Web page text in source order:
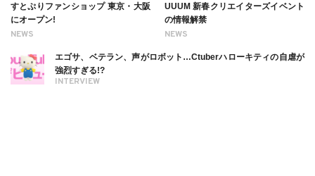
NEWS
すとぷりファンショップ 東京・大阪
にオープン!
NEWS
UUUM 新春クリエイターズイベント
の情報解禁
INTERVIEW
エゴサ、ベテラン、声がロボット…Ctuberハローキティの自虐が
強烈すぎる!?